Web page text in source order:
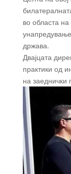
во областа
држава.
Двајцата
практики од
на заеднички